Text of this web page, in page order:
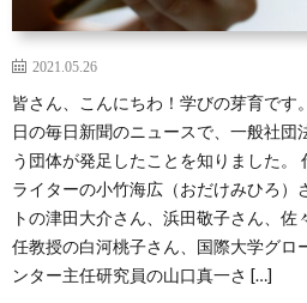
2021.05.26
皆さん、こんにちわ！学びの芽育です
日の毎日新聞のニュースで、一般社団
う団体が発足したことを知りました。
ライターの小竹海広（おだけみひろ）
トの津田大介さん、浜田敬子さん、
任教授の白河桃子さん、国際大学グロ
ンター主任研究員の山口真一さ […]